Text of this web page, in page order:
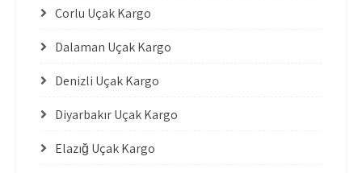
Çorlu Uçak Kargo
Dalaman Uçak Kargo
Denizli Uçak Kargo
Diyarbakır Uçak Kargo
Elazığ Uçak Kargo